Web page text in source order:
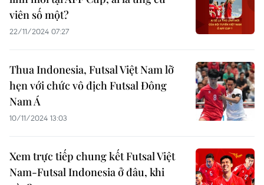
viên số một?
22/11/2024 07:27
Thua Indonesia, Futsal Việt Nam lỡ
hẹn với chức vô địch Futsal Đông
Nam Á
10/11/2024 13:03
Xem trực tiếp chung kết Futsal Việt
Nam-Futsal Indonesia ở đâu, khi